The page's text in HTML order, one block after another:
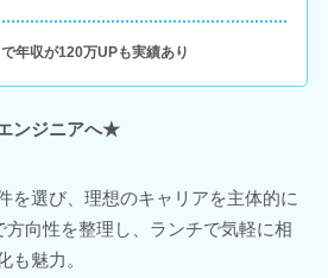
年収が120万UPも実績あり
ンジニアへ★
を選び、理想のキャリアを主体的に
方向性を整理し、ランチで気軽に相
も魅力。